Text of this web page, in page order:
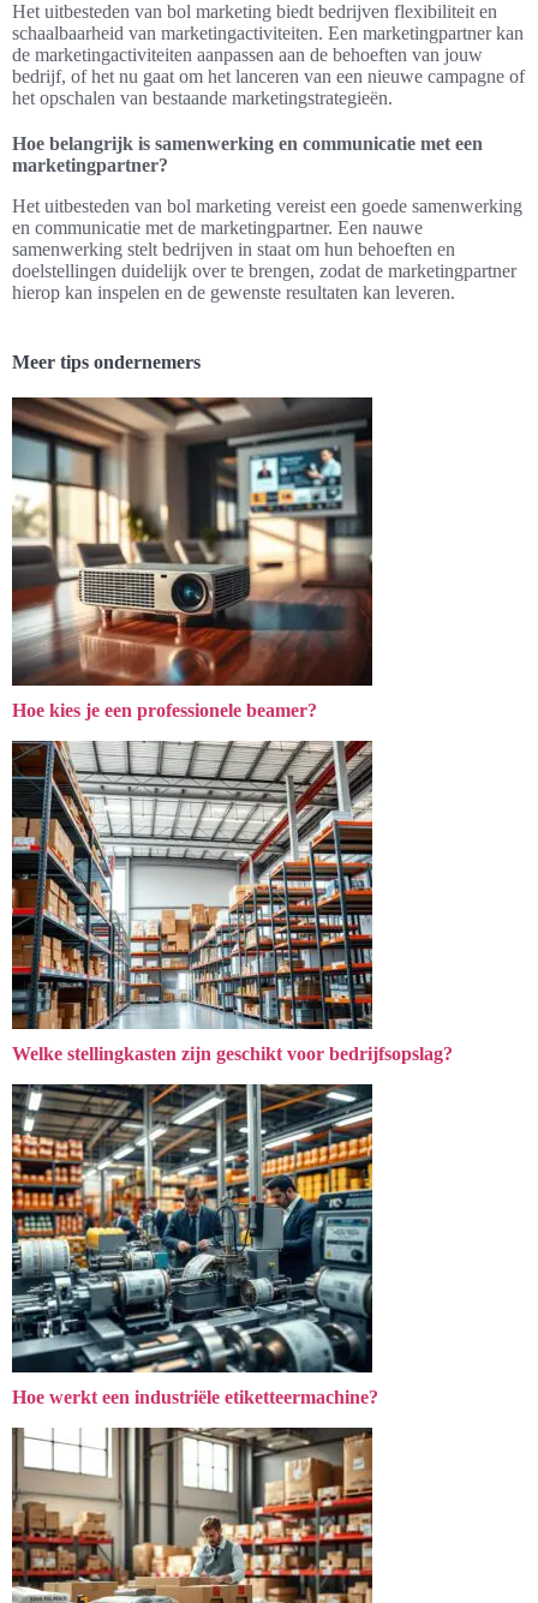
Het uitbesteden van bol marketing biedt bedrijven flexibiliteit en
schaalbaarheid van marketingactiviteiten. Een marketingpartner kan
de marketingactiviteiten aanpassen aan de behoeften van jouw
bedrijf, of het nu gaat om het lanceren van een nieuwe campagne of
het opschalen van bestaande marketingstrategieën.
Hoe belangrijk is samenwerking en communicatie met een
marketingpartner?
Het uitbesteden van bol marketing vereist een goede samenwerking
en communicatie met de marketingpartner. Een nauwe
samenwerking stelt bedrijven in staat om hun behoeften en
doelstellingen duidelijk over te brengen, zodat de marketingpartner
hierop kan inspelen en de gewenste resultaten kan leveren.
Meer tips ondernemers
Hoe kies je een professionele beamer?
Welke stellingkasten zijn geschikt voor bedrijfsopslag?
Hoe werkt een industriële etiketteermachine?